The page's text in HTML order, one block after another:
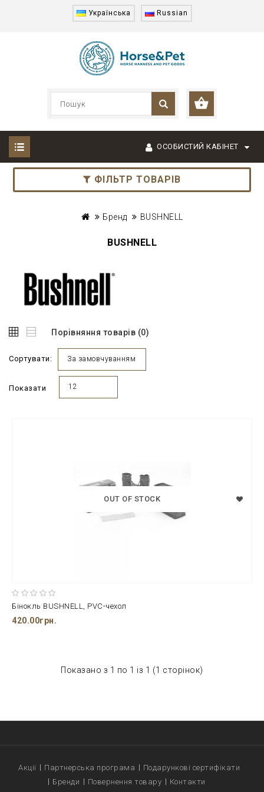
Українська Russian
ОСОБИСТИЙ КАБІНЕТ
ФІЛЬТР ТОВАРІВ
Бренд BUSHNELL
BUSHNELL
Порівняння товарів (0)
Сортувати: За замовчуванням
Показати 12
OUT OF STOCK
Бінокль BUSHNELL, PVC-чехол
420.00грн.
Показано з 1 по 1 із 1 (1 сторінок)
Акції Партнерська програма
Подарункові сертифікати
Бренди
Повернення товару Контакти